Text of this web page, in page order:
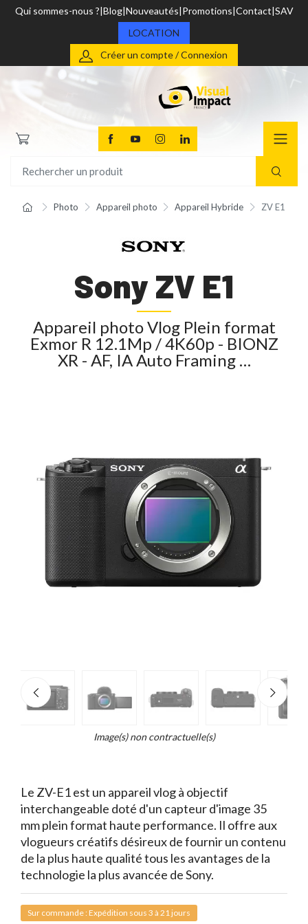
Qui sommes-nous ? Blog Nouveautés Promotions Contact SAV
LOCATION
Créer un compte / Connexion
Photo Appareil photo Appareil Hybride ZV E1
Sony ZV E1
Appareil photo Vlog Plein format
Exmor R 12.1Mp / 4K60p - BIONZ
XR - AF, IA Auto Framing …
Image(s) non contractuelle(s)
Le ZV-E1 est un appareil vlog à objectif
interchangeable doté d'un capteur d'image 35
mm plein format haute performance. Il offre aux
vlogueurs créatifs désireux de fournir un contenu
de la plus haute qualité tous les avantages de la
technologie la plus avancée de Sony.
Sur commande : Expédition sous 3 à 21 jours